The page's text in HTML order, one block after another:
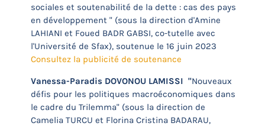
sociales et soutenabilité de la dette : cas des pays
en développement " (sous la direction d'Amine
LAHIANI et Foued BADR GABSI, co-tutelle avec
l'Université de Sfax), soutenue le 16 juin 2023
Consultez la publicité de soutenance
Vanessa-Paradis DOVONOU LAMISSI "Nouveaux
défis pour les politiques macroéconomiques dans
le cadre du Trilemma" (sous la direction de
Camelia TURCU et Florina Cristina BADARAU,